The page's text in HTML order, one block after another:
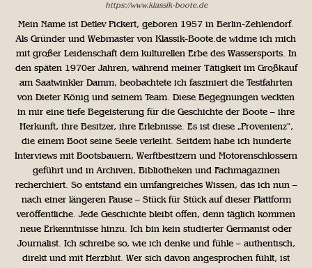
https://www.klassik-boote.de
Mein Name ist Detlev Pickert, geboren 1957 in Berlin-Zehlendorf.
Als Gründer und Webmaster von Klassik-Boote.de widme ich mich
mit großer Leidenschaft dem kulturellen Erbe des Wassersports. In
den späten 1970er Jahren, während meiner Tätigkeit im Großkauf
am Saatwinkler Damm, beobachtete ich fasziniert die Testfahrten
von Dieter König und seinem Team. Diese Begegnungen weckten
in mir eine tiefe Begeisterung für die Geschichte der Boote – ihre
Herkunft, ihre Besitzer, ihre Erlebnisse. Es ist diese „Provenienz“,
die einem Boot seine Seele verleiht. Seitdem habe ich hunderte
Interviews mit Bootsbauern, Werftbesitzern und Motorenschlossern
geführt und in Archiven, Bibliotheken und Fachmagazinen
recherchiert. So entstand ein umfangreiches Wissen, das ich nun –
nach einer längeren Pause – Stück für Stück auf dieser Plattform
veröffentliche. Jede Geschichte bleibt offen, denn täglich kommen
neue Erkenntnisse hinzu. Ich bin kein studierter Germanist oder
Journalist. Ich schreibe so, wie ich denke und fühle – authentisch,
direkt und mit Herzblut. Wer sich davon angesprochen fühlt, ist